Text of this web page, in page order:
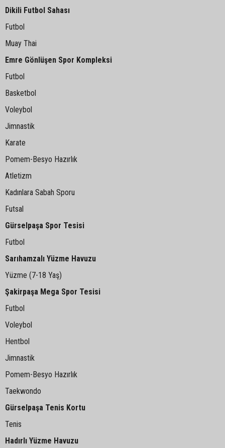
Dikili Futbol Sahası
Futbol
Muay Thai
Emre Gönlüşen Spor Kompleksi
Futbol
Basketbol
Voleybol
Jimnastik
Karate
Pomem-Besyo Hazırlık
Atletizm
Kadınlara Sabah Sporu
Futsal
Gürselpaşa Spor Tesisi
Futbol
Sarıhamzalı Yüzme Havuzu
Yüzme (7-18 Yaş)
Şakirpaşa Mega Spor Tesisi
Futbol
Voleybol
Hentbol
Jimnastik
Pomem-Besyo Hazırlık
Taekwondo
Gürselpaşa Tenis Kortu
Tenis
Hadırlı Yüzme Havuzu